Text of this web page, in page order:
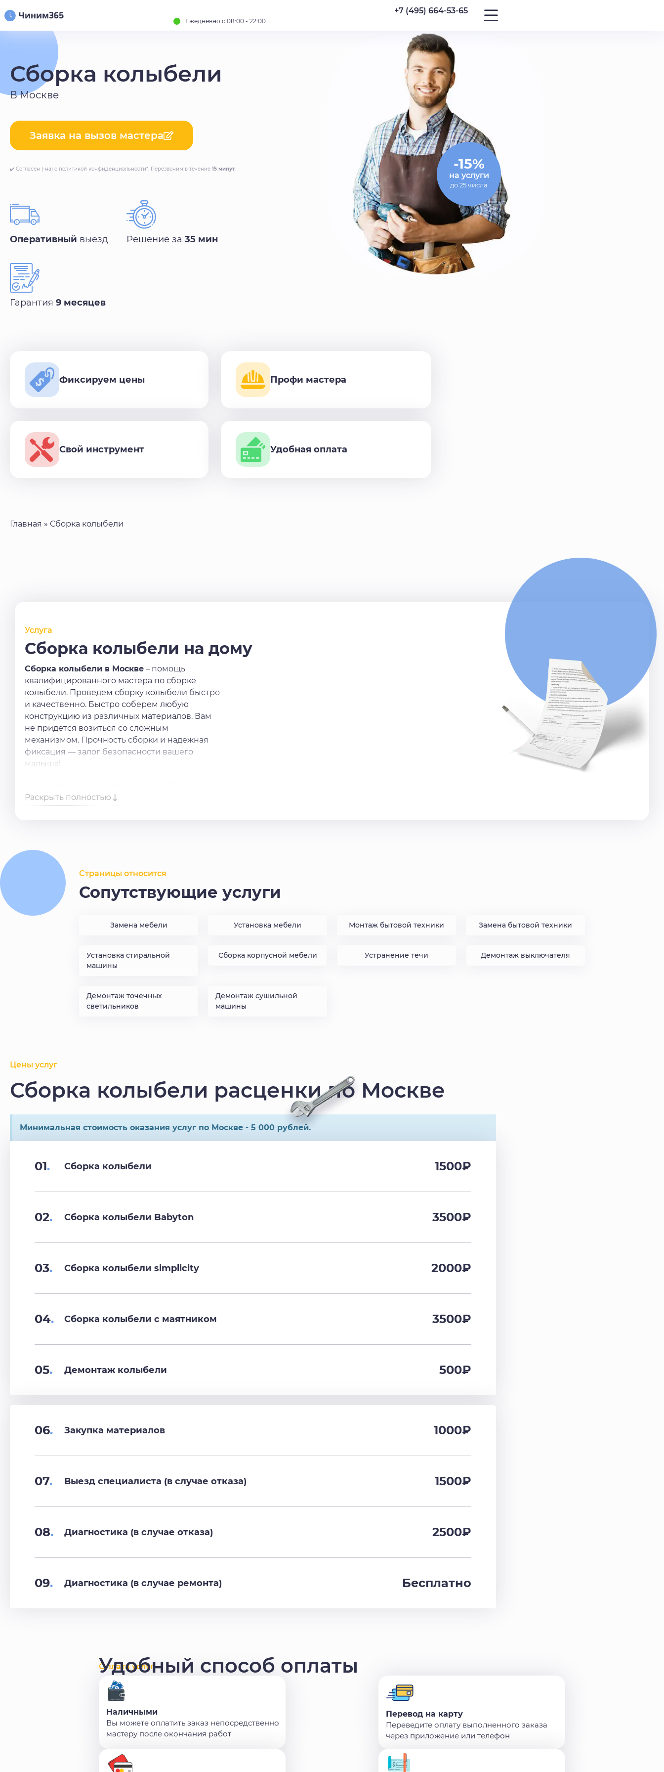
+7 (495) 664-53-65
Ежедневно с 08:00 - 22:00
Сборка колыбели
В Москве
Заявка на вызов мастера
✔️ Согласен (-на) с политикой конфиденциальности*. Перезвоним в течение 15 минут. -15%
на услуги
до 25 числа
Оперативный выезд Решение за 35 мин
Гарантия 9 месяцев
Фиксируем цены Профи мастера
Свой инструмент Удобная оплата
Главная » Сборка колыбели
Услуга
Сборка колыбели на дому
Сборка колыбели в Москве – помощь
квалифицированного мастера по сборке
колыбели. Проведем сборку колыбели быстро
и качественно. Быстро соберем любую
конструкцию из различных материалов. Вам
не придется возиться со сложным
механизмом. Прочность сборки и надежная
фиксация — залог безопасности вашего
малыша!
заявку в форме или позвоните по телефону.
Быстрая помощь и гарантия качества!
Раскрыть полностью
Страницы относится
Сопутствующие услуги
Замена мебели Установка мебели Монтаж бытовой техники Замена бытовой техники
Установка стиральной
машины
Сборка корпусной мебели Устранение течи Демонтаж выключателя
Демонтаж точечных
светильников
Демонтаж сушильной
машины
Цены услуг
Сборка колыбели расценки по Москве
Минимальная стоимость оказания услуг по Москве - 5 000 рублей.
01. Сборка колыбели 1500₽
02. Сборка колыбели Babyton 3500₽
03. Сборка колыбели simplicity 2000₽
04. Сборка колыбели с маятником 3500₽
05. Демонтаж колыбели 500₽
06. Закупка материалов 1000₽
07. Выезд специалиста (в случае отказа) 1500₽
08. Диагностика (в случае отказа) 2500₽
09. Диагностика (в случае ремонта) Бесплатно
Оплата услуг
Удобный способ оплаты
Наличными
Вы можете оплатить заказ непосредственно
мастеру после окончания работ
Перевод на карту
Переведите оплату выполненного заказа
через приложение или телефон